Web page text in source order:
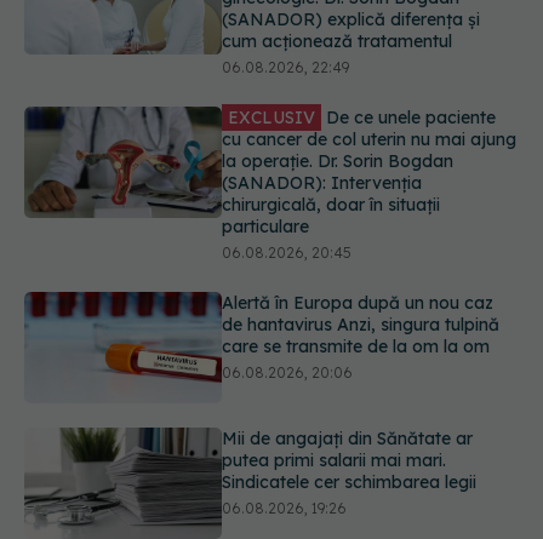
EXCLUSIV
De ce unele paciente
cu cancer de col uterin nu mai ajung
la operație. Dr. Sorin Bogdan
(SANADOR): Intervenția
chirurgicală, doar în situații
particulare
06.08.2026, 20:45
Alertă în Europa după un nou caz
de hantavirus Anzi, singura tulpină
care se transmite de la om la om
Mii de angajați din Sănătate ar
putea primi salarii mai mari.
Sindicatele cer schimbarea legii
EXCLUSIV Cancerele ginecologice
care pot fi tratate fără operație. Dr.
Sorin Bogdan (SANADOR): Chirurgia